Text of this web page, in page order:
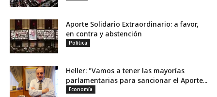
Aporte Solidario Extraordinario: a favor,
en contra y abstención
Política
Heller: "Vamos a tener las mayorías
parlamentarias para sancionar el Aporte...
Economía